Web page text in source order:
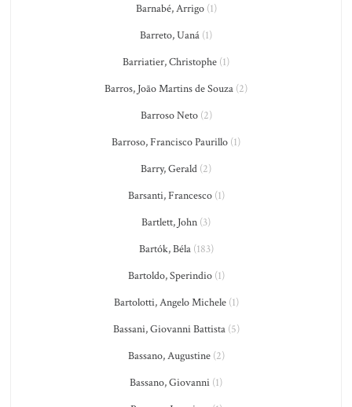
Barnabé, Arrigo(1)
Barreto, Uaná (1)
Barriatier, Christophe (1)
Barros, João Martins de Souza (2)
Barroso Neto(2)
Barroso, Francisco Paurillo (1)
Barry, Gerald (2)
Barsanti, Francesco(1)
Bartlett, John (3)
Bartók, Béla(183)
Bartoldo, Sperindio(1)
Bartolotti, Angelo Michele(1)
Bassani, Giovanni Battista(5)
Bassano, Augustine(2)
Bassano, Giovanni (1)